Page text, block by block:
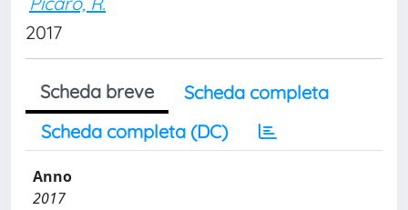
2017
Scheda breve
Scheda completa
Scheda completa (DC)
Anno
2017